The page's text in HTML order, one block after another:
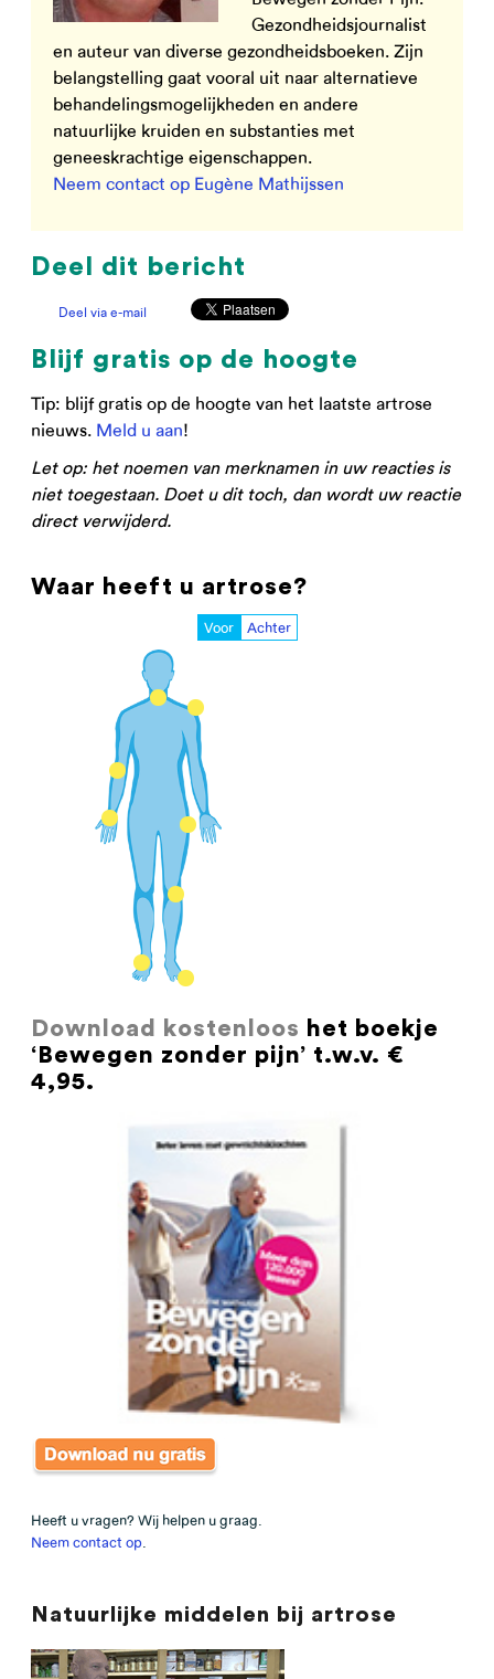
Gezondheidsjournalist
en auteur van diverse gezondheidsboeken. Zijn
belangstelling gaat vooral uit naar alternatieve
behandelingsmogelijkheden en andere
natuurlijke kruiden en substanties met
geneeskrachtige eigenschappen.
Neem contact op Eugène Mathijssen
Deel dit bericht
Deel via e-mail
Blijf gratis op de hoogte
Tip: blijf gratis op de hoogte van het laatste artrose
nieuws. Meld u aan!
Let op: het noemen van merknamen in uw reacties is
niet toegestaan. Doet u dit toch, dan wordt uw reactie
direct verwijderd.
Waar heeft u artrose?
Voor Achter
Download kostenloos het boekje
‘Bewegen zonder pijn’ t.w.v. €
4,95.
Heeft u vragen? Wij helpen u graag.
Neem contact op
Natuurlijke middelen bij artrose